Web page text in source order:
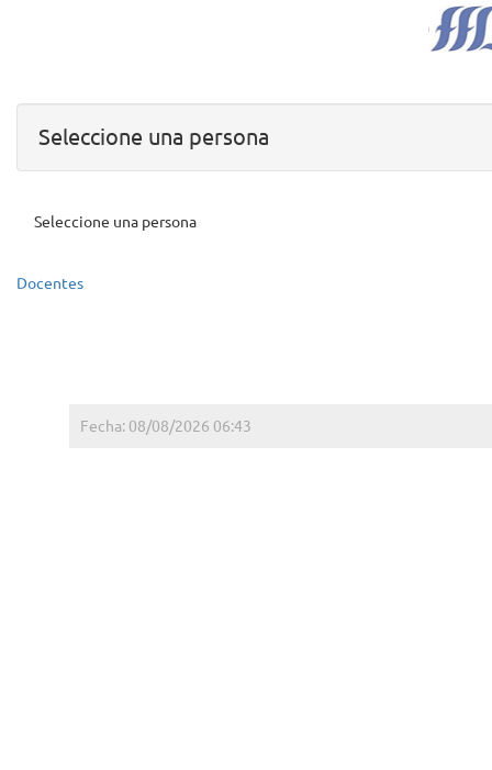
Seleccione una persona
Seleccione una persona
Docentes
Fecha: 08/08/2026 06:43